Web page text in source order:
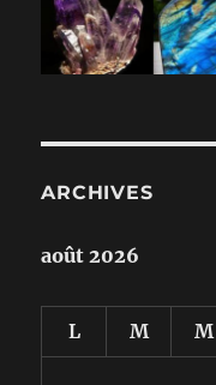
ARCHIVES
août 2026
L M M